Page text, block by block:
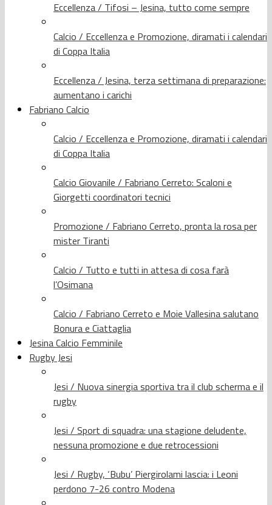
Eccellenza / Tifosi – Jesina, tutto come sempre
Calcio / Eccellenza e Promozione, diramati i calendari
di Coppa Italia
Eccellenza / Jesina, terza settimana di preparazione:
aumentano i carichi
Fabriano Calcio
Calcio / Eccellenza e Promozione, diramati i calendari
di Coppa Italia
Calcio Giovanile / Fabriano Cerreto: Scaloni e
Giorgetti coordinatori tecnici
Promozione / Fabriano Cerreto, pronta la rosa per
mister Tiranti
Calcio / Tutto e tutti in attesa di cosa farà
l’Osimana
Calcio / Fabriano Cerreto e Moie Vallesina salutano
Bonura e Ciattaglia
Jesina Calcio Femminile
Rugby Jesi
Jesi / Nuova sinergia sportiva tra il club scherma e il
rugby
Jesi / Sport di squadra: una stagione deludente,
nessuna promozione e due retrocessioni
Jesi / Rugby, ‘Bubu’ Piergirolami lascia: i Leoni
perdono 7-26 contro Modena